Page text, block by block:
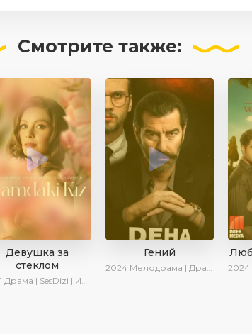
Смотрите также:
Девушка за
стеклом
Драма | SesDizi | Ирина Котова
Гений
2024 Мелодрама | Драма | Сериалы 2024 2024